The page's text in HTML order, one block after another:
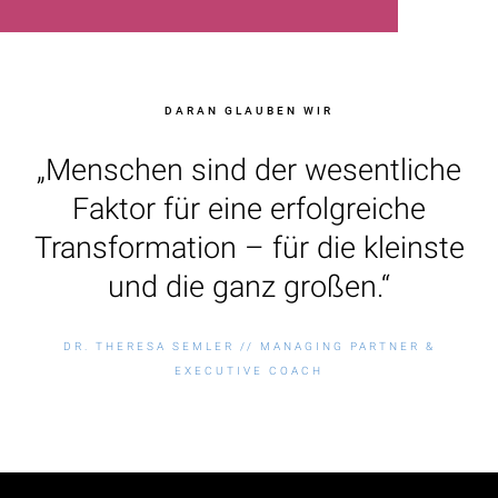
DARAN GLAUBEN WIR
„Menschen sind der wesentliche
Faktor für eine erfolgreiche
Transformation – für die kleinste
und die ganz großen.“
DR. THERESA SEMLER // MANAGING PARTNER &
EXECUTIVE COACH